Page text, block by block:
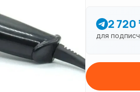
2 720
для